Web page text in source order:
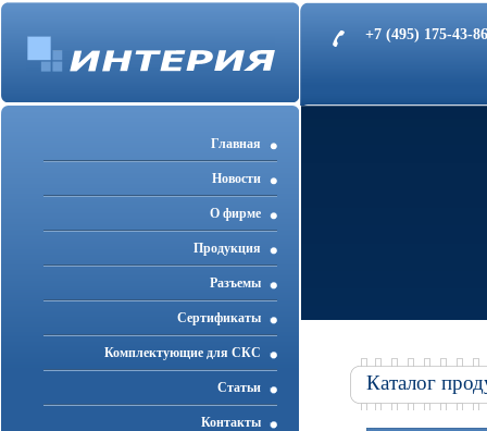
+7 (495) 175-43-
Главная
Новости
О фирме
Продукция
Разъемы
Cертификаты
Комплектующие для СКС
Статьи
Контакты
Каталог